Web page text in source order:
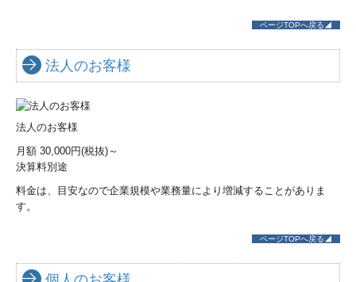
TKCのFinTechサービス
お問い合わせ
よくあるご質問
ページTOPへ戻る◢
法人のお客様
法人のお客様
月額 30,000円(税抜)～
決算料別途
料金は、目安なので企業規模や業務量により増減することがありま
す。
ページTOPへ戻る◢